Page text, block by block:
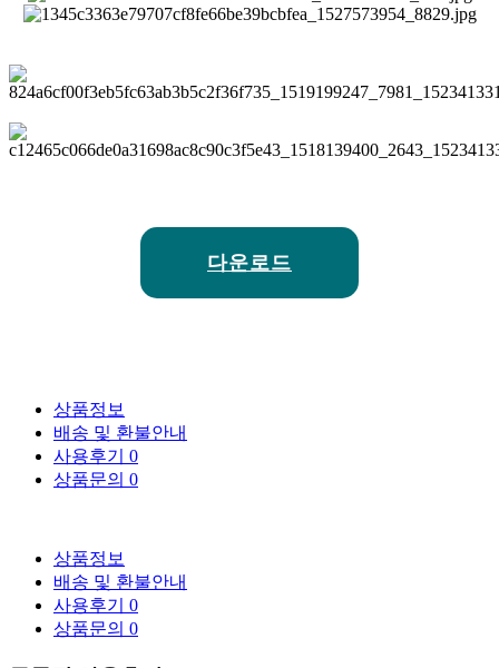
다운로드
상품정보
배송 및 환불안내
사용후기 0
상품문의 0
상품정보
배송 및 환불안내
사용후기 0
상품문의 0